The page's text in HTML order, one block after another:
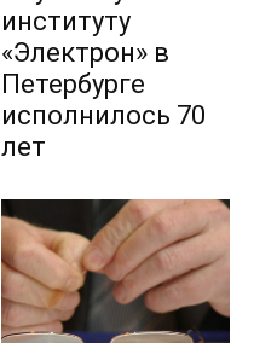
институту
«Электрон» в
Петербурге
исполнилось 70
лет